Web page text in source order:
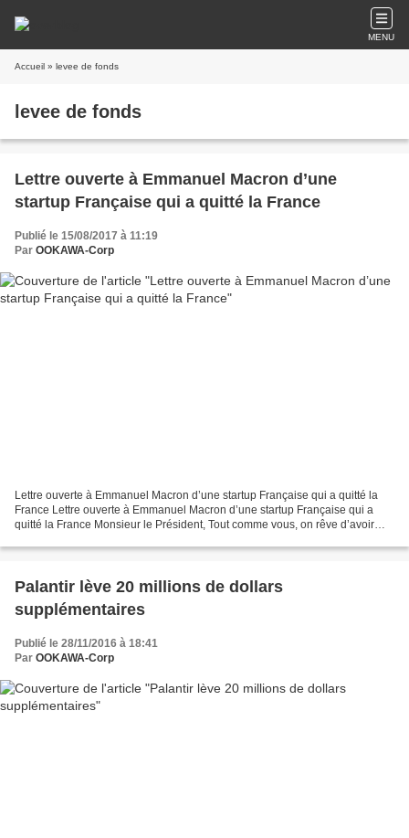
MENU
Accueil » levee de fonds
levee de fonds
Lettre ouverte à Emmanuel Macron d’une
startup Française qui a quitté la France
Publié le 15/08/2017 à 11:19
Par OOKAWA-Corp
Lettre ouverte à Emmanuel Macron d’une startup Française qui a quitté la
France Lettre ouverte à Emmanuel Macron d’une startup Française qui a
quitté la France Monsieur le Président, Tout comme vous, on rêve d’avoir
Palantir lève 20 millions de dollars
supplémentaires
Publié le 28/11/2016 à 18:41
Par OOKAWA-Corp